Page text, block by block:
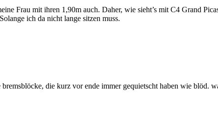
Frau mit ihren 1,90m auch. Daher, wie sieht’s mit C4 Grand
ich da nicht lange sitzen muss.
die kurz vor ende immer gequietscht haben wie blöd.